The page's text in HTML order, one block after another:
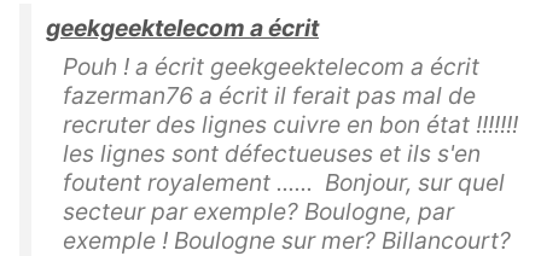
geekgeektelecom a écrit
Pouh ! a écrit geekgeektelecom a écrit
fazerman76 a écrit il ferait pas mal de
recruter des lignes cuivre en bon état !!!!!!!
les lignes sont défectueuses et ils s'en
foutent royalement ...... Bonjour, sur quel
secteur par exemple? Boulogne, par
exemple ! Boulogne sur mer? Billancourt?